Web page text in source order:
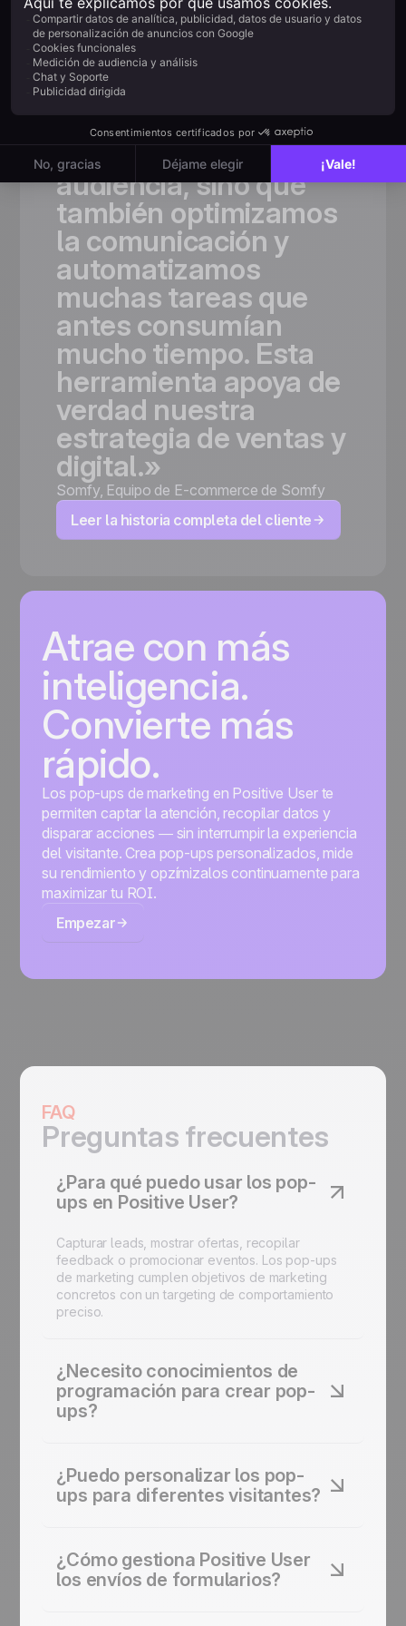
«GraciasaPositive
User,nosolo
ampliamos
significativamente
nuestrabasede
audiencia,sinoque
también optimizamos
la comunicación y
automatizamos
muchas tareas que
antes consumían
mucho tiempo. Esta
herramienta apoya de
verdad nuestra
estrategia deventas y
digital.»
Somfy, Equipo de E-commerce de Somfy
Leer la historia completa del cliente
Atrae con más
inteligencia.
Convierte más
rápido.
Los pop-ups de marketing en Positive User te
permiten captar la atención, recopilar datos y
disparar acciones — sin interrumpir la experiencia
del visitante. Crea pop-ups personalizados, mide
su rendimiento y opzímizalos continuamente para
maximizar tu ROI.
Empezar
FAQ
Preguntas frecuentes
¿Para qué puedo usar los pop-
ups en Positive User?
Capturar leads, mostrar ofertas, recopilar
feedback o promocionar eventos. Los pop-ups
de marketing cumplen objetivos de marketing
concretos con un targeting de comportamiento
preciso.
¿Necesito conocimientos de
programación para crear pop-
ups?
drop para crear formularios pop-up sin una línea
de código. Sin necesidad de desarrolladores.
¿Puedo personalizar los pop-
ups para diferentes visitantes?
de contacto, historial de visitas y
comportamiento. Cada visitante ve un mensaje
adaptado a su perfil.
¿Cómo gestiona Positive User
los envíos de formularios?